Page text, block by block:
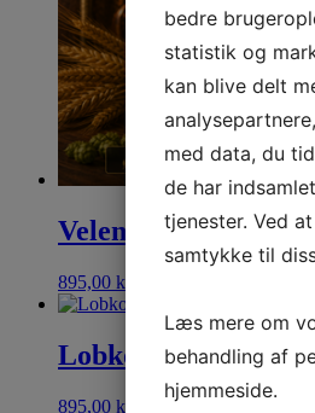
Velen hvedeøl 30L
895,00 kr.
Lobkowicz cerny –
895,00 kr. Se mere
bedre
statistik og
kan blive delt
med data, du
de har
tjenester. Ved
samtykke til
Læs mere om
behandling af
hjemmeside.